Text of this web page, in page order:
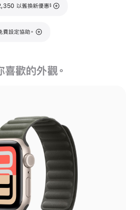
以舊換新優惠
註腳
§
設定協助。
喜歡的外觀。